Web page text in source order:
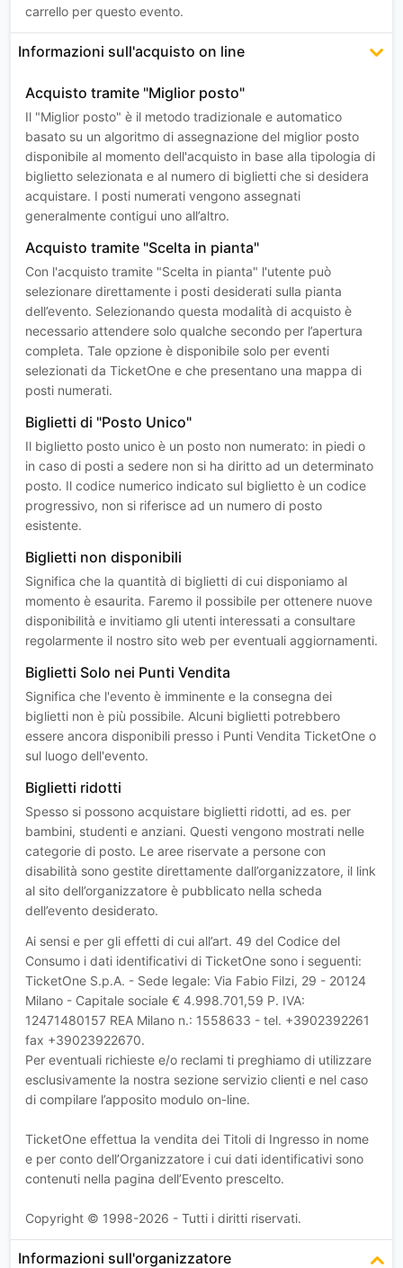
carrello per questo evento.
Informazioni sull'acquisto on line
Acquisto tramite "Miglior posto"
Il "Miglior posto" è il metodo tradizionale e automatico
basato su un algoritmo di assegnazione del miglior posto
disponibile al momento dell'acquisto in base alla tipologia di
biglietto selezionata e al numero di biglietti che si desidera
acquistare. I posti numerati vengono assegnati
generalmente contigui uno all’altro.
Acquisto tramite "Scelta in pianta"
Con l'acquisto tramite "Scelta in pianta" l'utente può
selezionare direttamente i posti desiderati sulla pianta
dell’evento. Selezionando questa modalità di acquisto è
necessario attendere solo qualche secondo per l’apertura
completa. Tale opzione è disponibile solo per eventi
selezionati da TicketOne e che presentano una mappa di
posti numerati.
Biglietti di "Posto Unico"
Il biglietto posto unico è un posto non numerato: in piedi o
in caso di posti a sedere non si ha diritto ad un determinato
posto. Il codice numerico indicato sul biglietto è un codice
progressivo, non si riferisce ad un numero di posto
esistente.
Biglietti non disponibili
Significa che la quantità di biglietti di cui disponiamo al
momento è esaurita. Faremo il possibile per ottenere nuove
disponibilità e invitiamo gli utenti interessati a consultare
regolarmente il nostro sito web per eventuali aggiornamenti.
Biglietti Solo nei Punti Vendita
Significa che l'evento è imminente e la consegna dei
biglietti non è più possibile. Alcuni biglietti potrebbero
essere ancora disponibili presso i Punti Vendita TicketOne o
sul luogo dell'evento.
Biglietti ridotti
Spesso si possono acquistare biglietti ridotti, ad es. per
bambini, studenti e anziani. Questi vengono mostrati nelle
categorie di posto. Le aree riservate a persone con
disabilità sono gestite direttamente dall’organizzatore, il link
al sito dell’organizzatore è pubblicato nella scheda
dell’evento desiderato.
Ai sensi e per gli effetti di cui all’art. 49 del Codice del
Consumo i dati identificativi di TicketOne sono i seguenti:
TicketOne S.p.A. - Sede legale: Via Fabio Filzi, 29 - 20124
Milano - Capitale sociale € 4.998.701,59 P. IVA:
12471480157 REA Milano n.: 1558633 - tel. +3902392261
fax +39023922670.
Per eventuali richieste e/o reclami ti preghiamo di utilizzare
esclusivamente la nostra sezione servizio clienti e nel caso
di compilare l’apposito modulo on-line.
TicketOne effettua la vendita dei Titoli di Ingresso in nome
e per conto dell’Organizzatore i cui dati identificativi sono
contenuti nella pagina dell’Evento prescelto.
Copyright © 1998-2026 - Tutti i diritti riservati.
Informazioni sull'organizzatore